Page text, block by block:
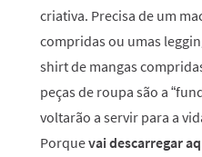
criativa. Precisa de um
compridas ou umas
shirt de mangas
peças de roupa são a
voltarão a servir para a
Porquevai descarregar